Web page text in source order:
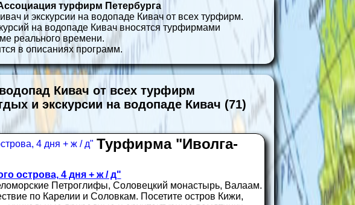
турфирм Петербурга
и экскурсии на водопаде Кивач от всех турфирм.
на водопаде Кивач вносятся турфирмами
реального времени.
в описаниях программ.
Кивач от всех турфирм
и экскурсии на водопаде Кивач (71)
Турфирма "Иволга-
острова, 4 дня + ж / д"
Петроглифы, Соловецкий монастырь, Валаам.
по Карелии и Соловкам. Посетите остров Кижи,